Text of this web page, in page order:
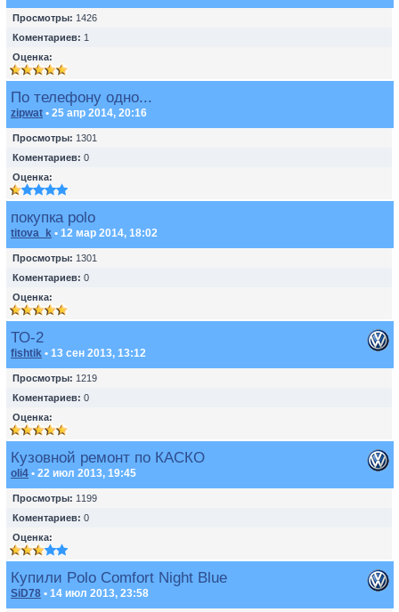
Просмотры: 1426
Коментариев: 1
Оценка:
По телефону одно...
zipwat • 25 апр 2014, 20:16
Просмотры: 1301
Коментариев: 0
Оценка:
покупка polo
titova_k • 12 мар 2014, 18:02
Просмотры: 1301
Коментариев: 0
Оценка:
ТО-2
fishtik • 13 сен 2013, 13:12
Просмотры: 1219
Коментариев: 0
Оценка:
Кузовной ремонт по КАСКО
oli4 • 22 июл 2013, 19:45
Просмотры: 1199
Коментариев: 0
Оценка:
Купили Polo Comfort Night Blue
SiD78 • 14 июл 2013, 23:58